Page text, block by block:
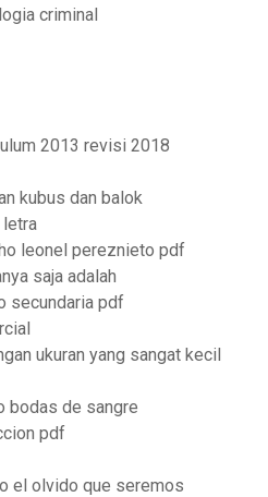
criminal
2013 revisi 2018
kubus dan balok
letra
leonel pereznieto pdf
saja adalah
secundaria pdf
ukuran yang sangat kecil
bodas de sangre
pdf
el olvido que seremos